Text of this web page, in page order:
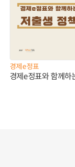
경제e정표
경제e정표와 함께하